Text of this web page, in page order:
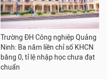
Trường ĐH Công nghiệp Quảng
Ninh: Ba năm liền chỉ số KHCN
bằng 0, tỉ lệ nhập học chưa đạt
chuẩn